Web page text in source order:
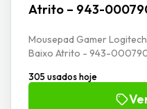
Atrito – 943-
Mousepad Gamer
Baixo Atrito - 943-
305 usados hoje